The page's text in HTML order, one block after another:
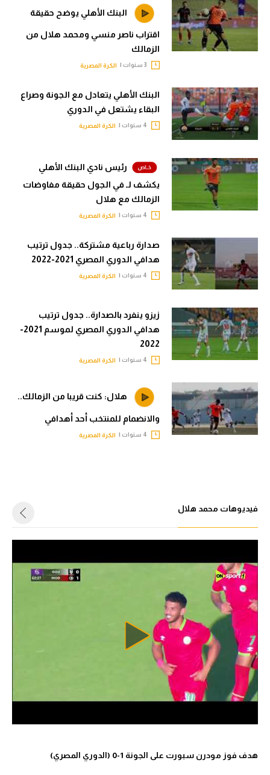
حكايات في الجول
كويز في الجول
فيديو في الجول
البنك الأهلي يوضح حقيقة
اقتراب ناصر منسي ومحمد هلال من
الزمالك
الكرة المصرية
البنك الأهلي يتعادل مع الجونة وصراع
البقاء يشتعل في الدوري
الكرة المصرية
رئيس نادي البنك الأهلي
يكشف لـ في الجول حقيقة مفاوضات
الزمالك مع هلال
الكرة المصرية
صدارة رباعية مشتركة.. جدول ترتيب
هدافي الدوري المصري 2021-2022
الكرة المصرية
زيزو ينفرد بالصدارة.. جدول ترتيب
هدافي الدوري المصري لموسم 2021-
2022
الكرة المصرية
هلال: كنت قريبا من الزمالك..
والانضمام للمنتخب أحد أهدافي
الكرة المصرية
فيديوهات محمد هلال
هدف فوز مودرن سبورت على الجونة 1-0 (الدوري المصري)